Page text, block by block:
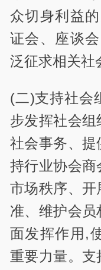
众切身利益
证会、座谈
泛征求相关社
(二)支持社会
步发挥社会
社会事务、提
持行业协会
市场秩序、开
准、维护会
面发挥作用,
重要力量。支